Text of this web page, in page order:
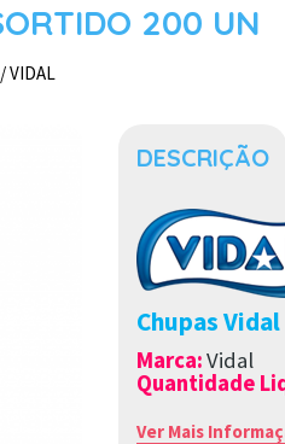
200 UN
VIDAL
DESCRIÇÃO
Chupas
Marca:Vidal
Quantidade
Ver Mais